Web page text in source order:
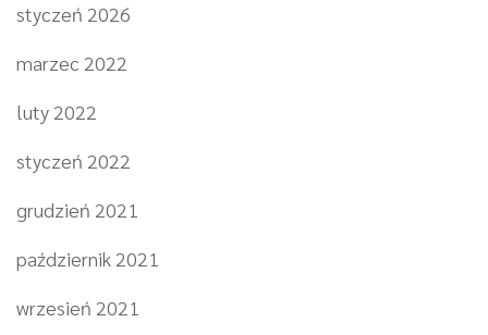
styczeń 2026
marzec 2022
luty 2022
styczeń 2022
grudzień 2021
październik 2021
wrzesień 2021